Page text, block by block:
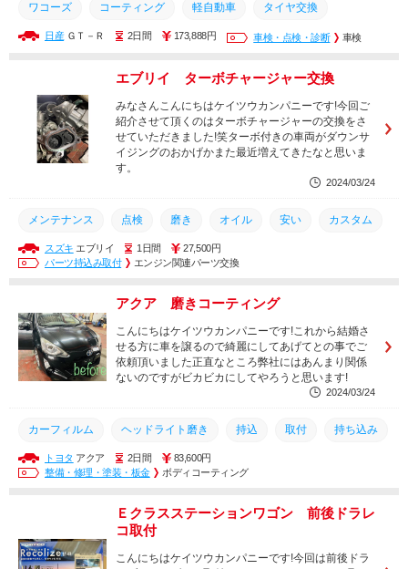
ワコーズ コーティング 軽自動車 タイヤ交換
土日営業 車検 整備 メンテナンス 取り付け
岡崎市 安城市 豊橋市 西尾市
幸田町 豊田市
日産ＧＴ－Ｒ 2日間 173,888円 車検・点検・診断 車検
エブリイ ターボチャージャー交換
みなさんこんにちはケイツウカンパニーです!今回ご
紹介させて頂くのはターボチャージャーの交換をさ
せていただきました!笑ターボ付きの車両がダウンサ
イジングのおかげかまた最近増えてきたなと思いま
す。
2024/03/24
メンテナンス 点検 磨き オイル 安い カスタム
修理 持ち込み 持込 取付
岡崎市
スズキ エブリイ 1日間
27,500円
パーツ持込み取付
エンジン関連パーツ交換
アクア 磨きコーティング
こんにちはケイツウカンパニーです!これから結婚さ
せる方に車を譲るので綺麗にしてあげてとの事でご
依頼頂いました正直なところ弊社にはあんまり関係
ないのですがビカビカにしてやろうと思います!
2024/03/24
カーフィルム ヘッドライト磨き 持込 取付 持ち込み
カスタム 磨き メンテナンス
岡崎市 土日営業
トヨタ アクア 2日間
83,600円
整備・修理・塗装・板金
ボディコーティング
Ｅクラスステーションワゴン 前後ドラレ
コ取付
こんにちはケイツウカンパニーです!今回は前後ドラ